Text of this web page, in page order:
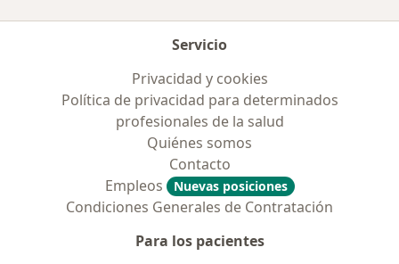
Servicio
Privacidad y cookies
Política de privacidad para determinados
profesionales de la salud
Quiénes somos
Contacto
Empleos
Nuevas posiciones
Condiciones Generales de Contratación
Para los pacientes